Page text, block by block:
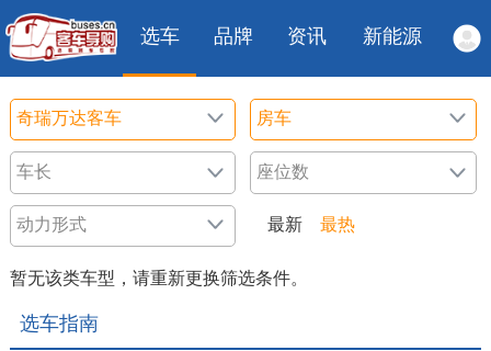
选车 品牌 资讯 新能源
最新 最热
暂无该类车型，请重新更换筛选条件。
选车指南